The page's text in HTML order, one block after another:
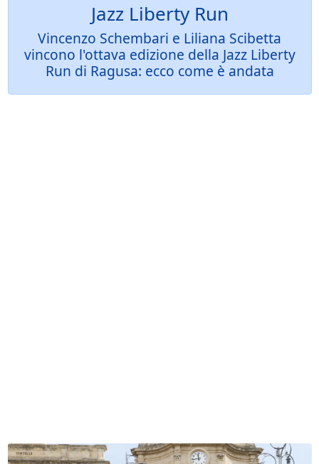
Jazz Liberty Run
Vincenzo Schembari e Liliana Scibetta
vincono l'ottava edizione della Jazz Liberty
Run di Ragusa: ecco come è andata